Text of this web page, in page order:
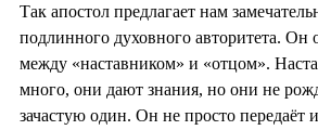
Так апостол предлагает нам
подлинного духовного авторитета. Он
между «наставником» и «отцом».
много, они дают знания, но они не
зачастую один. Он не просто